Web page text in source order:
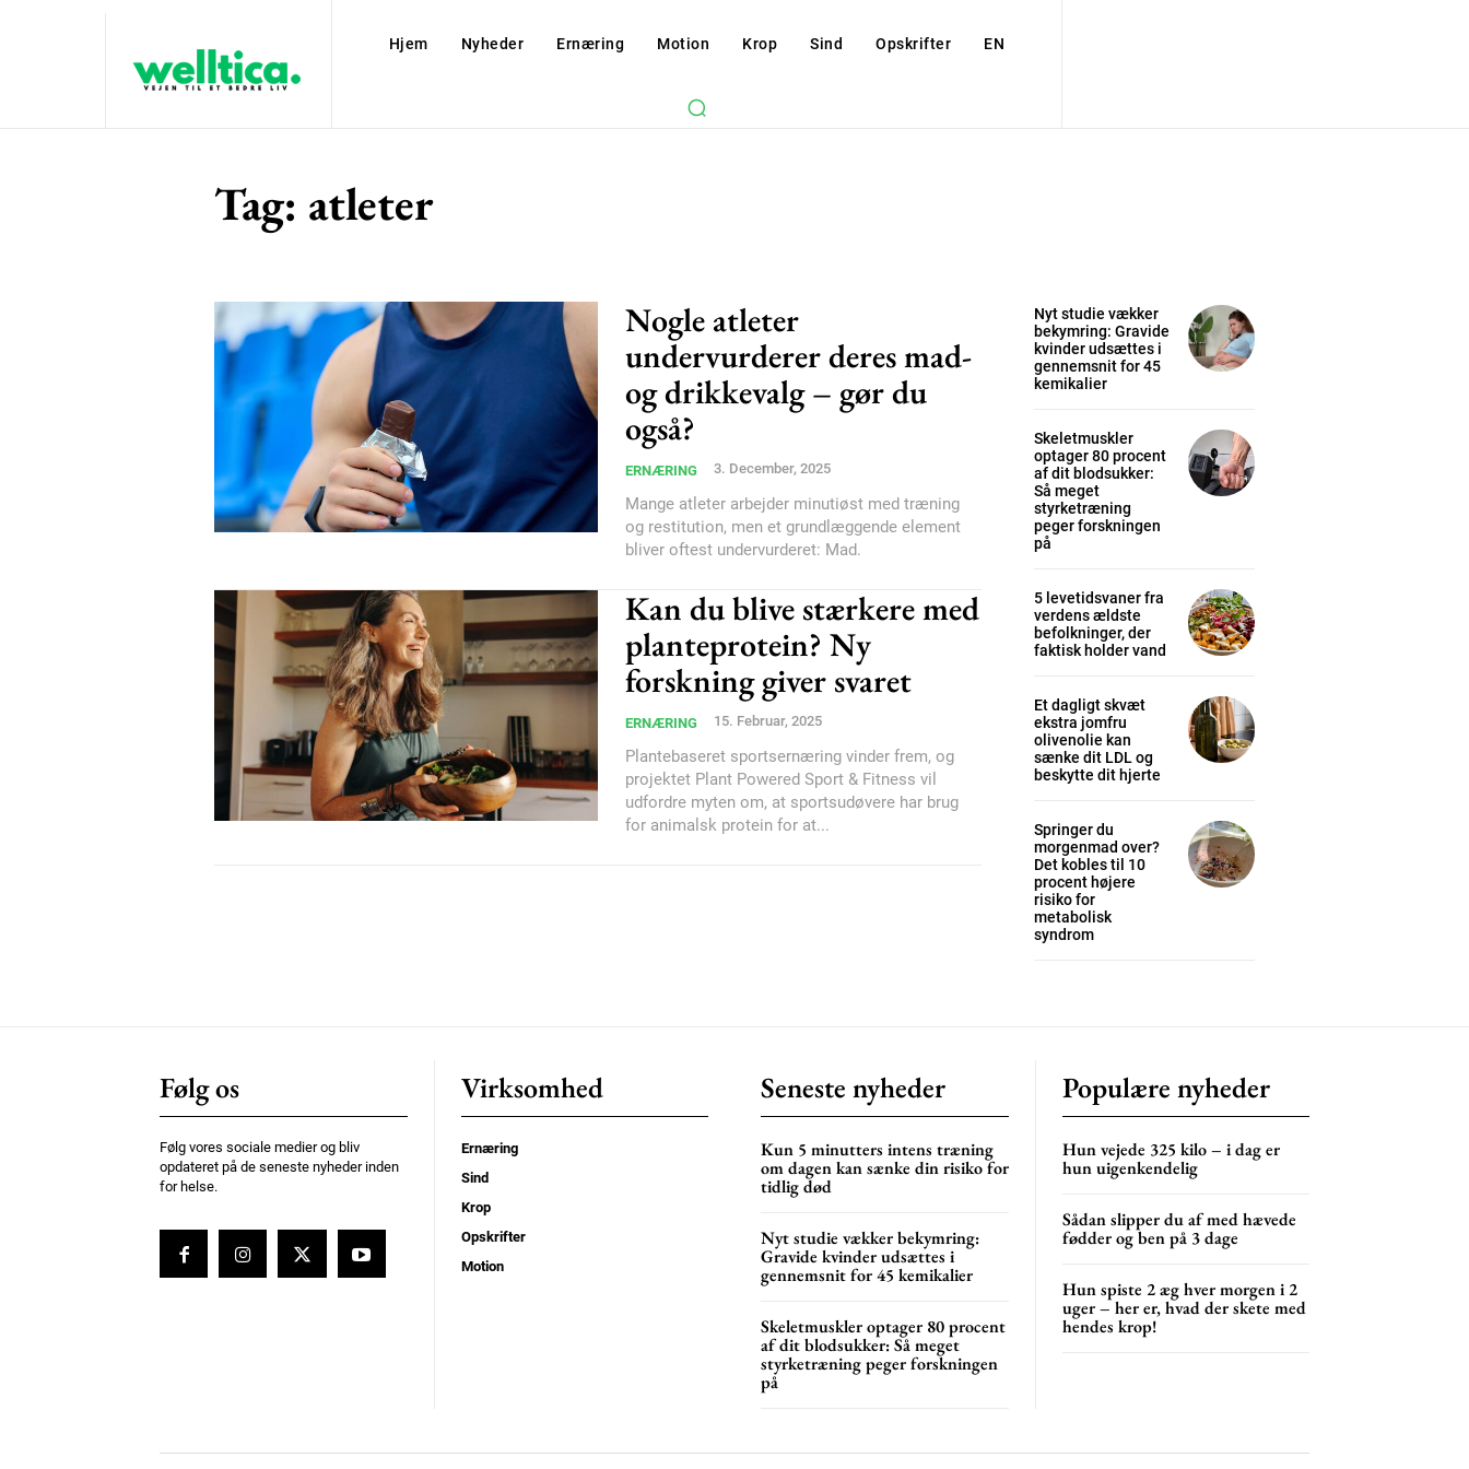
Subscription Plans
Free limited access
Gratis / forever
Member full access
100DKK / year
YEARLY PRICING MONTHLY PRICING
Hjem Nyheder Ernæring Motion Krop Sind Opskrifter EN
Tag: atleter
Nogle atleter
undervurderer deres mad-
og drikkevalg – gør du
også?
ERNÆRING 3. December, 2025
Mange atleter arbejder minutiøst med træning
og restitution, men et grundlæggende element
bliver oftest undervurderet: Mad.
Kan du blive stærkere med
planteprotein? Ny
forskning giver svaret
ERNÆRING 15. Februar, 2025
Plantebaseret sportsernæring vinder frem, og
projektet Plant Powered Sport & Fitness vil
udfordre myten om, at sportsudøvere har brug
for animalsk protein for at...
Nyt studie vækker
bekymring: Gravide
kvinder udsættes i
gennemsnit for 45
kemikalier
Skeletmuskler
optager 80 procent
af dit blodsukker:
Så meget
styrketræning
peger forskningen
på
5 levetidsvaner fra
verdens ældste
befolkninger, der
faktisk holder vand
Et dagligt skvæt
ekstra jomfru
olivenolie kan
sænke dit LDL og
beskytte dit hjerte
Springer du
morgenmad over?
Det kobles til 10
procent højere
risiko for
metabolisk
syndrom
Følg os
Følg vores sociale medier og bliv
opdateret på de seneste nyheder inden
for helse.
Virksomhed
Ernæring
Sind
Krop
Opskrifter
Motion
Seneste nyheder
Kun 5 minutters intens træning
om dagen kan sænke din risiko for
tidlig død
Nyt studie vækker bekymring:
Gravide kvinder udsættes i
gennemsnit for 45 kemikalier
Skeletmuskler optager 80 procent
af dit blodsukker: Så meget
styrketræning peger forskningen
på
Populære nyheder
Hun vejede 325 kilo – i dag er
hun uigenkendelig
Sådan slipper du af med hævede
fødder og ben på 3 dage
Hun spiste 2 æg hver morgen i 2
uger – her er, hvad der skete med
hendes krop!